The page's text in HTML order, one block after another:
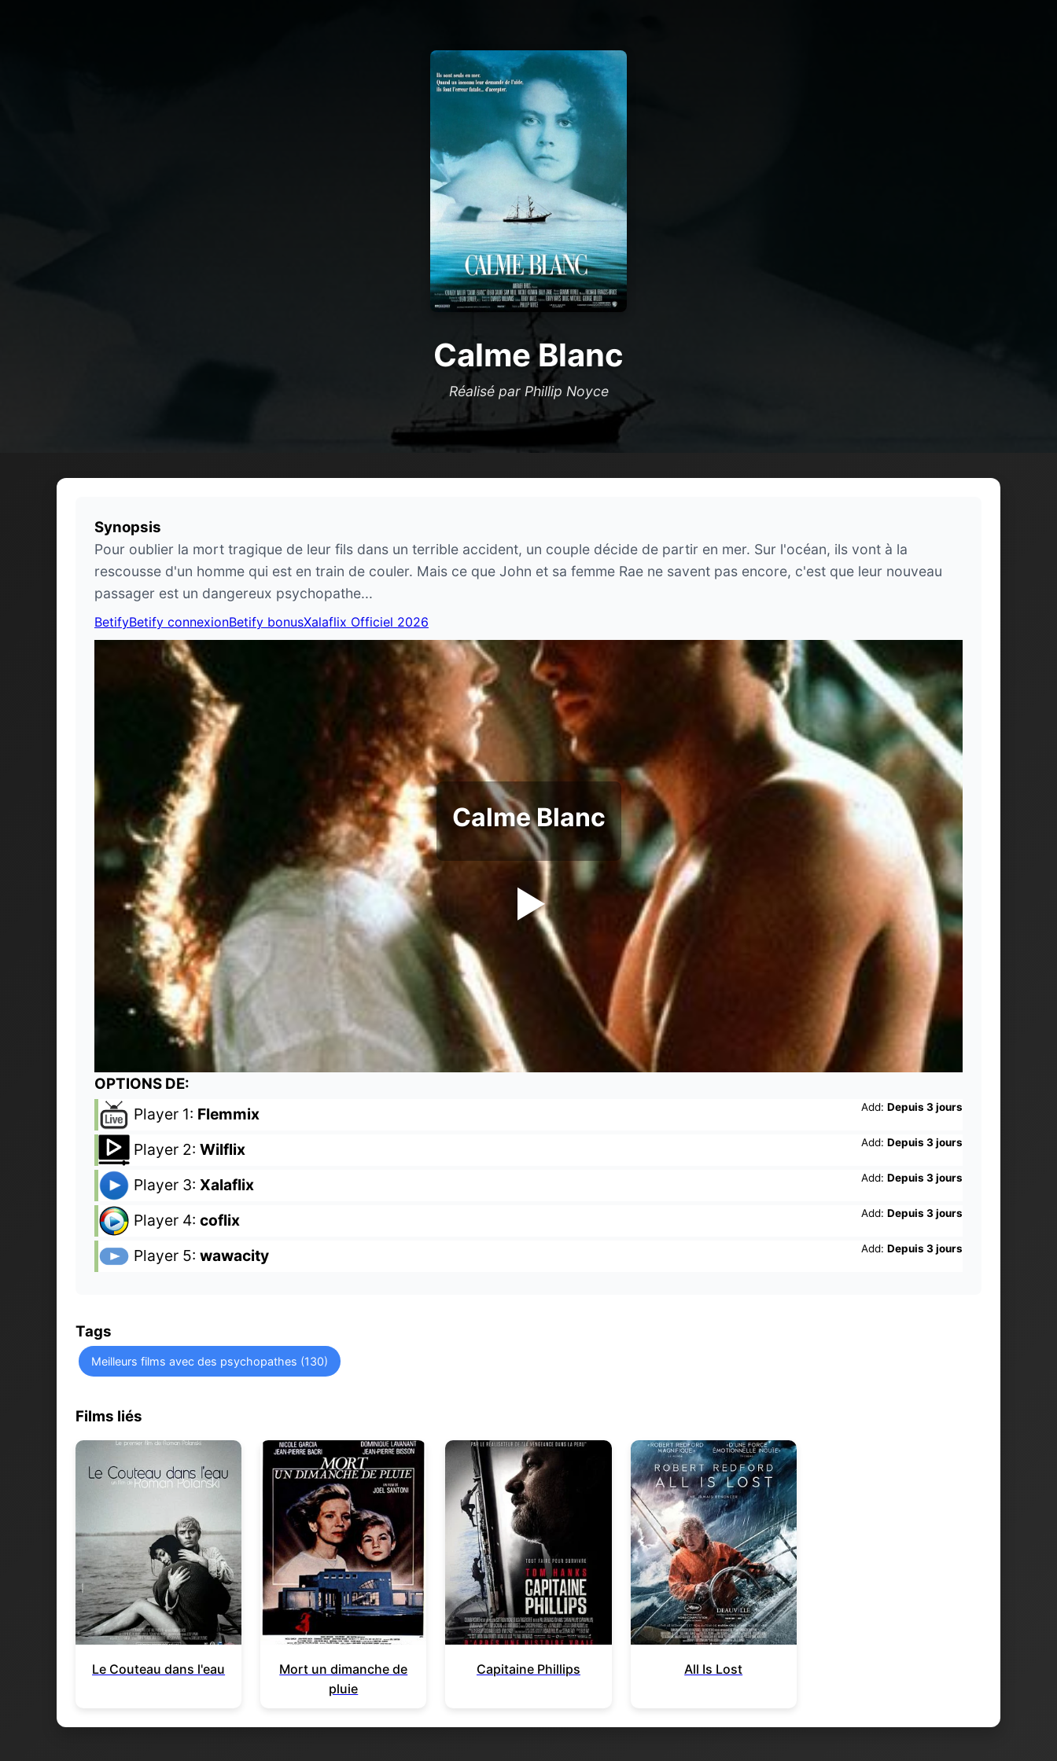
Calme Blanc
Réalisé par Phillip Noyce
Synopsis
Pour oublier la mort tragique de leur fils dans un terrible accident, un couple décide de partir en mer. Sur l'océan, ils vont à la
rescousse d'un homme qui est en train de couler. Mais ce que John et sa femme Rae ne savent pas encore, c'est que leur nouveau
passager est un dangereux psychopathe...
BetifyBetify connexionBetify bonusXalaflix Officiel 2026
Calme Blanc
OPTIONS DE:
Player 1: Flemmix Add: Depuis 3 jours
Player 2: Wilflix Add: Depuis 3 jours
Player 3: Xalaflix Add: Depuis 3 jours
Player 4: coflix Add: Depuis 3 jours
Player 5: wawacity Add: Depuis 3 jours
Tags
Meilleurs films avec des psychopathes (130)
Films liés
Le Couteau dans l'eau
Mort un dimanche de
pluie
Capitaine Phillips All Is Lost